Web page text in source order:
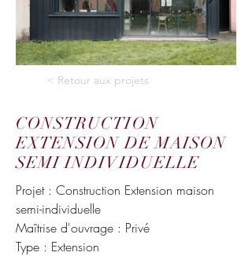
< Retour aux projets
CONSTRUCTION
EXTENSION DE MAISON
SEMI INDIVIDUELLE
Projet : Construction Extension maison
semi-individuelle
Maîtrise d'ouvrage : Privé
Type : Extension